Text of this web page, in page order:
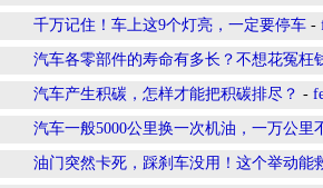
千万记住！车上这9个灯亮，一定要停车 -
汽车各零部件的寿命有多长？不想花冤枉
汽车产生积碳，怎样才能把积碳排尽？ -
汽车一般5000公里换一次机油，一万公里
油门突然卡死，踩刹车没用！这个举动能